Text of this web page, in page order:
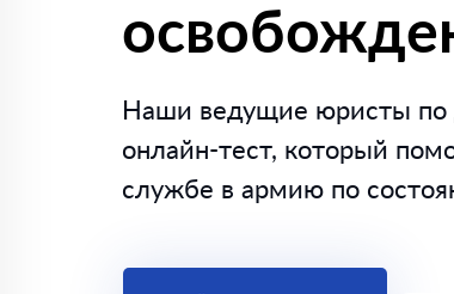
Наши ведущие юристы по
онлайн-тест, который
службе в армию по